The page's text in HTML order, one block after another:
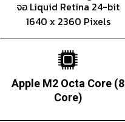
จอ Liquid Retina 24-bit
1640 x 2360 Pixels
Apple M2 Octa Core (8
Core)